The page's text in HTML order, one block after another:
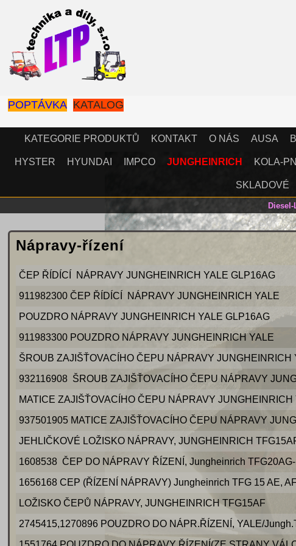
POPTÁVKA KATALOG
KATEGORIE PRODUKTŮ KONTAKT O NÁS AUSA
HYSTER HYUNDAI IMPCO JUNGHEINRICH KOLA-
SKLADOVÉ
Nápravy-řízení
ČEP ŘÍDÍCÍ NÁPRAVY JUNGHEINRICH YALE GLP16AG
911982300 ČEP ŘÍDÍCÍ NÁPRAVY JUNGHEINRICH YALE
POUZDRO NÁPRAVY JUNGHEINRICH YALE GLP16AG
911983300 POUZDRO NÁPRAVY JUNGHEINRICH YALE
ŠROUB ZAJIŠŤOVACÍHO ČEPU NÁPRAVY JUNGHEINRICH
932116908 ŠROUB ZAJIŠŤOVACÍHO ČEPU NÁPRAVY
MATICE ZAJIŠŤOVACÍHO ČEPU NÁPRAVY JUNGHEINRICH
937501905 MATICE ZAJIŠŤOVACÍHO ČEPU NÁPRAVY
JEHLIČKOVÉ LOŽISKO NÁPRAVY, JUNGHEINRICH
1608538 ČEP DO NÁPRAVY ŘÍZENÍ, Jungheinrich
1656168 CEP (ŘÍZENÍ NÁPRAVY) Jungheinrich TFG 15 AE,
LOŽISKO ČEPŮ NÁPRAVY, JUNGHEINRICH TFG15AF
2745415,1270896 POUZDRO DO NÁPR.ŘÍZENÍ, YALE/